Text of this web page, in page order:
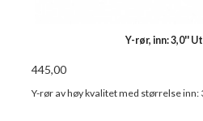
Y-rør, inn: 3,0''
445,00
Y-rør av høy kvalitet med størrelse inn: